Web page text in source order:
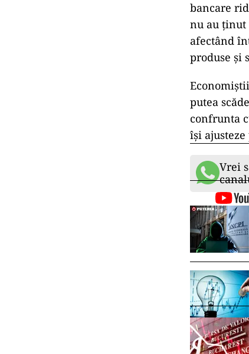
bancare
nu au ținut
afectând
produse și
putea
confrunta
își
Vrei